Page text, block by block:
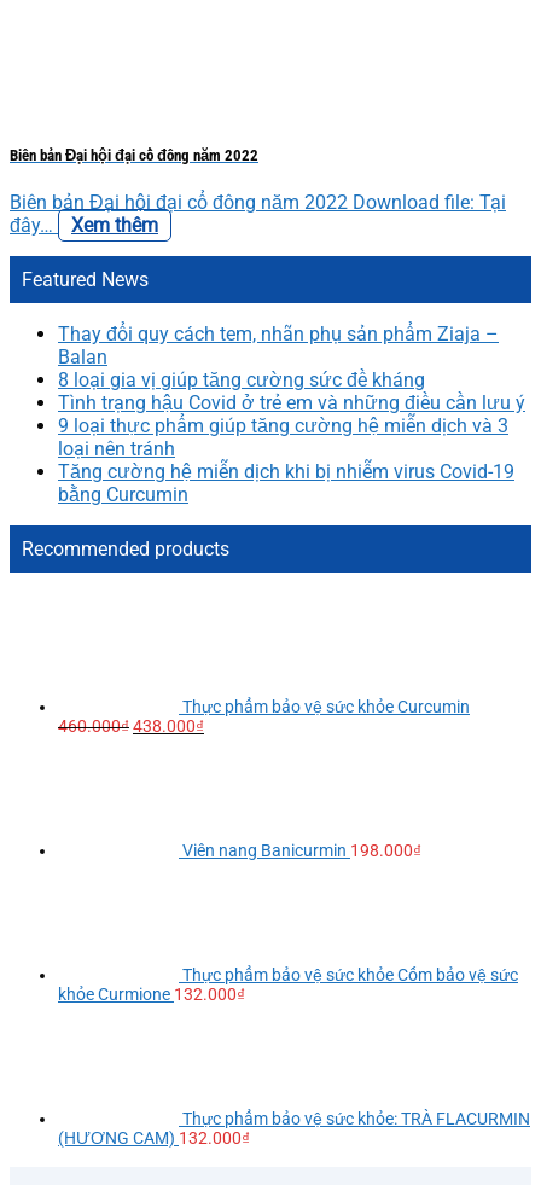
Biên bản Đại hội đại cổ đông năm 2022
Biên bản Đại hội đại cổ đông năm 2022 Download file: Tại
đây…
Xem thêm
Featured News
Thay đổi quy cách tem, nhãn phụ sản phẩm Ziaja –
Balan
8 loại gia vị giúp tăng cường sức đề kháng
Tình trạng hậu Covid ở trẻ em và những điều cần lưu ý
9 loại thực phẩm giúp tăng cường hệ miễn dịch và 3
loại nên tránh
Tăng cường hệ miễn dịch khi bị nhiễm virus Covid-19
bằng Curcumin
Recommended products
Thực phẩm bảo vệ sức khỏe Curcumin
460.000₫438.000₫
Viên nang Banicurmin 198.000₫
Thực phẩm bảo vệ sức khỏe Cốm bảo vệ sức
khỏe Curmione 132.000₫
Thực phẩm bảo vệ sức khỏe: TRÀ FLACURMIN
(HƯƠNG CAM) 132.000₫